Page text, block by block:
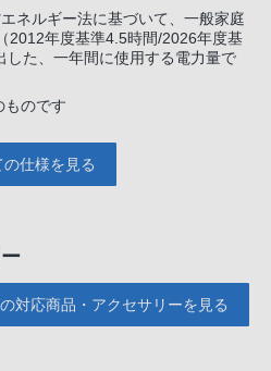
ネルギー法に基づいて、一般家庭
2012年度基準4.5時間/2026年度基
した、一年間に使用する電力量で
ものです
の仕様を見る
対応商品・アクセサリーを見る